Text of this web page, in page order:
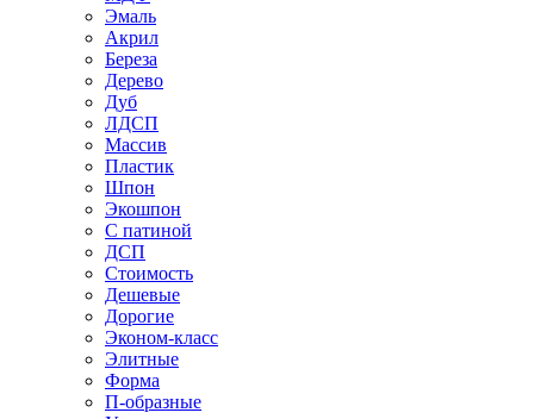
Эмаль
Акрил
Береза
Дерево
Дуб
ЛДСП
Массив
Пластик
Шпон
Экошпон
С патиной
ДСП
Стоимость
Дешевые
Дорогие
Эконом-класс
Элитные
Форма
П-образные